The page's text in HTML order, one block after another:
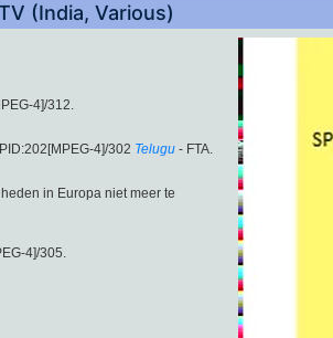
(India, Various)
4]/312.
4]/302 Telugu - FTA.
in Europa niet meer te
4]/305.